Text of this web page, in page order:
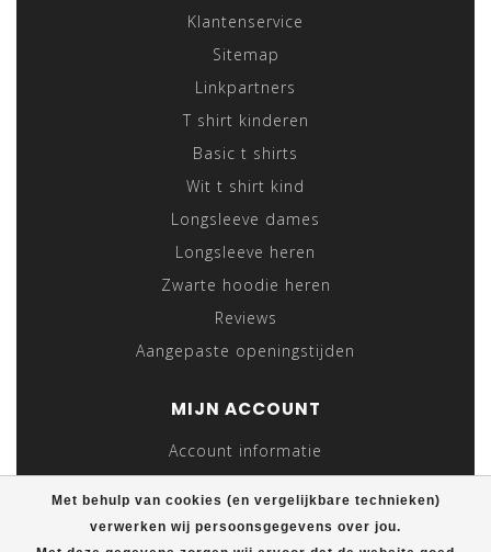
Met behulp van cookies (en vergelijkbare technieken)
verwerken wij persoonsgegevens over jou.
Klantenservice
Sitemap
Linkpartners
T shirt kinderen
Basic t shirts
Wit t shirt kind
Longsleeve dames
Longsleeve heren
Zwarte hoodie heren
Reviews
Aangepaste openingstijden
MIJN ACCOUNT
Account informatie
Mijn bestellingen